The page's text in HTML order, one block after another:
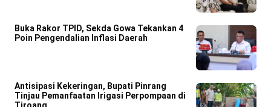
Buka Rakor TPID, Sekda Gowa Tekankan 4
Poin Pengendalian Inflasi Daerah
Antisipasi Kekeringan, Bupati Pinrang
Tinjau Pemanfaatan Irigasi Perpompaan di